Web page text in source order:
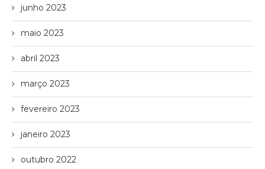
junho 2023
maio 2023
abril 2023
março 2023
fevereiro 2023
janeiro 2023
outubro 2022